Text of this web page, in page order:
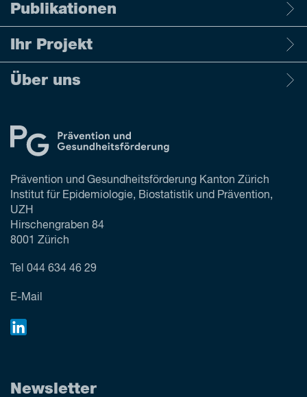
Publikationen
Ihr Projekt
Über uns
Prävention und Gesundheitsförderung Kanton Zürich
Institut für Epidemiologie, Biostatistik und Prävention,
UZH
Hirschengraben 84
8001 Zürich
Tel 044 634 46 29
E-Mail
Newsletter